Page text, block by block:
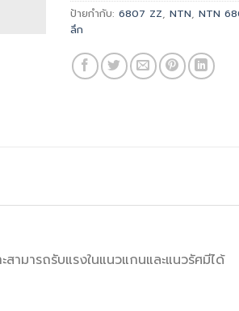
ป้ายกำกับ: 6807 ZZ NTN NTN
ลึก
มารถรับแรงในแนวแกนและแนวรัศมีได้